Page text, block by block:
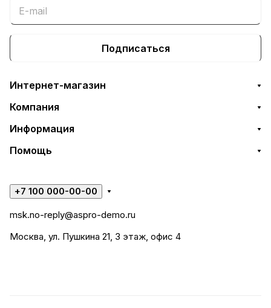
Подписаться
Интернет-магазин
Компания
Информация
Помощь
+7 100 000-00-00
msk.no-reply@aspro-demo.ru
Москва, ул. Пушкина 21, 3 этаж, офис 4